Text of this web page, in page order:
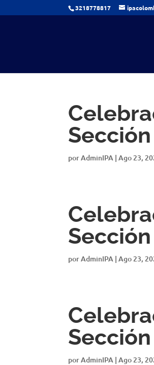
3218778817
porAdminIPA |Ago 23,
porAdminIPA |Ago 23,
porAdminIPA |Ago 23,